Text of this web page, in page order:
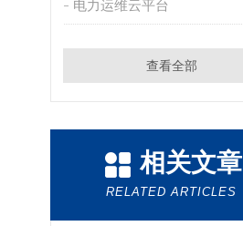
电力运维云平台
查看全部
相关文章
RELATED ARTICLES